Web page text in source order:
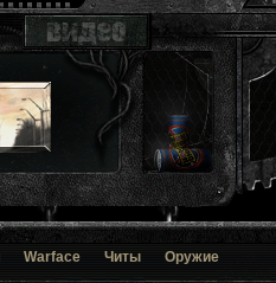
Warface Читы Оружие